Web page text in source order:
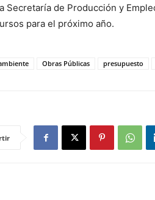
Secretaría de Producción y
para el próximo año.
Obras Públicas presupuesto